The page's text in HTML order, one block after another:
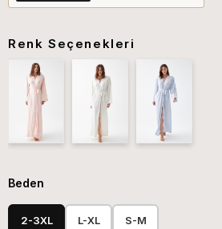
Renk Seçenekleri
Beden
2-3XL L-XL S-M